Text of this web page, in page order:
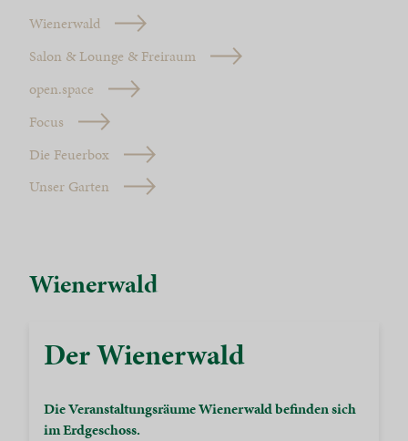
Wienerwald
Salon & Lounge & Freiraum
open.space
Focus
Die Feuerbox
Unser Garten
Wienerwald
Der Wienerwald
Die Veranstaltungsräume Wienerwald befinden sich
im Erdgeschoss.